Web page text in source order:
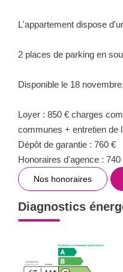
L'appartement dispose
2 places de parking en
Disponible le 18 novembre.
Loyer : 850 € charges
communes + entretien de
Dépôt de garantie : 760 €
Honoraires d'agence : 740
Nos honoraires
Diagnostics